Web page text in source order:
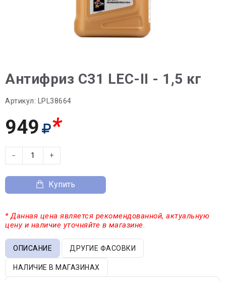
Антифриз C31 LEC-II - 1,5 кг
Артикул: LPL38664
949 *
− +
Купить
* Данная цена является рекомендованной, актуальную
цену и наличие уточняйте в магазине.
ОПИСАНИЕ ДРУГИЕ ФАСОВКИ
НАЛИЧИЕ В МАГАЗИНАХ